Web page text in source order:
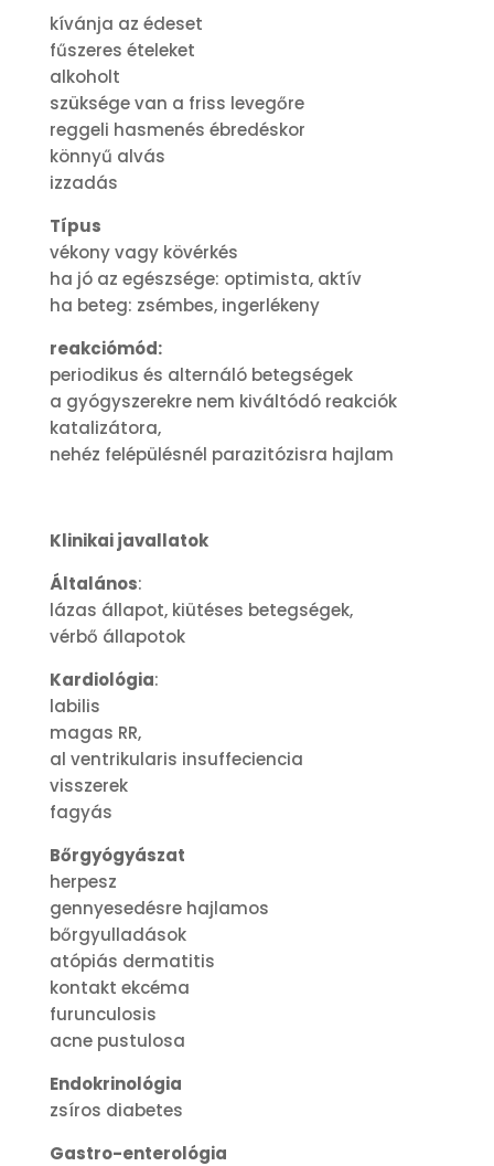
kívánja az édeset
fűszeres ételeket
alkoholt
szüksége van a friss levegőre
reggeli hasmenés ébredéskor
könnyű alvás
izzadás
Típus
vékony vagy kövérkés
ha jó az egészsége: optimista, aktív
ha beteg: zsémbes, ingerlékeny
reakciómód:
periodikus és alternáló betegségek
a gyógyszerekre nem kiváltódó reakciók
katalizátora,
nehéz felépülésnél parazitózisra hajlam
Klinikai javallatok
Általános:
lázas állapot, kiütéses betegségek,
vérbő állapotok
Kardiológia:
labilis
magas RR,
al ventrikularis insuffeciencia
visszerek
fagyás
Bőrgyógyászat
herpesz
gennyesedésre hajlamos
bőrgyulladások
atópiás dermatitis
kontakt ekcéma
furunculosis
acne pustulosa
Endokrinológia
zsíros diabetes
Gastro-enterológia